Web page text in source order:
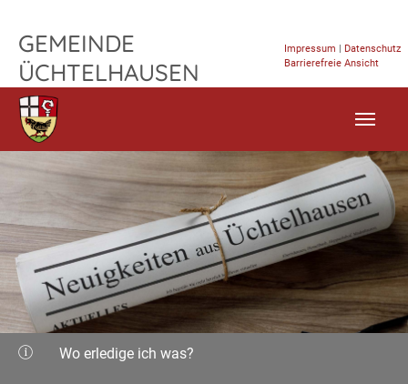
GEMEINDE
ÜCHTELHAUSEN
Impressum | Datenschutz
Barrierefreie Ansicht
Wo erledige ich was?